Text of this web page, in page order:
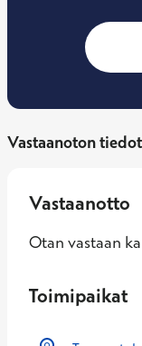
Vastaanoton tiedot
Vastaanotto
Otan vastaan
Toimipaikat